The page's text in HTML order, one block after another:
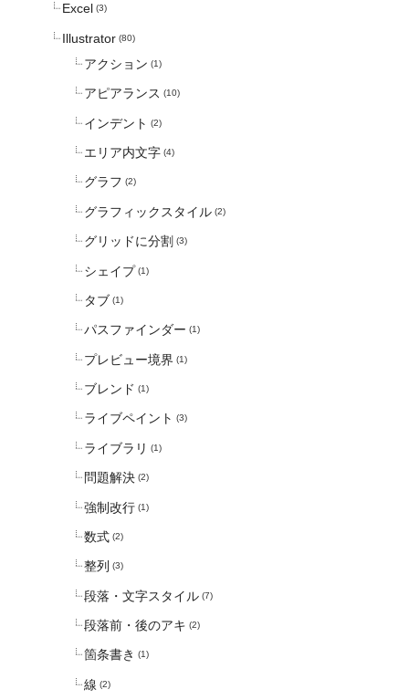
Excel (3)
Illustrator (80)
アクション (1)
アピアランス (10)
インデント (2)
エリア内文字 (4)
グラフ (2)
グラフィックスタイル (2)
グリッドに分割 (3)
シェイプ (1)
タブ (1)
パスファインダー (1)
プレビュー境界 (1)
ブレンド (1)
ライブペイント (3)
ライブラリ (1)
問題解決 (2)
強制改行 (1)
数式 (2)
整列 (3)
段落・文字スタイル (7)
段落前・後のアキ (2)
箇条書き (1)
線 (2)